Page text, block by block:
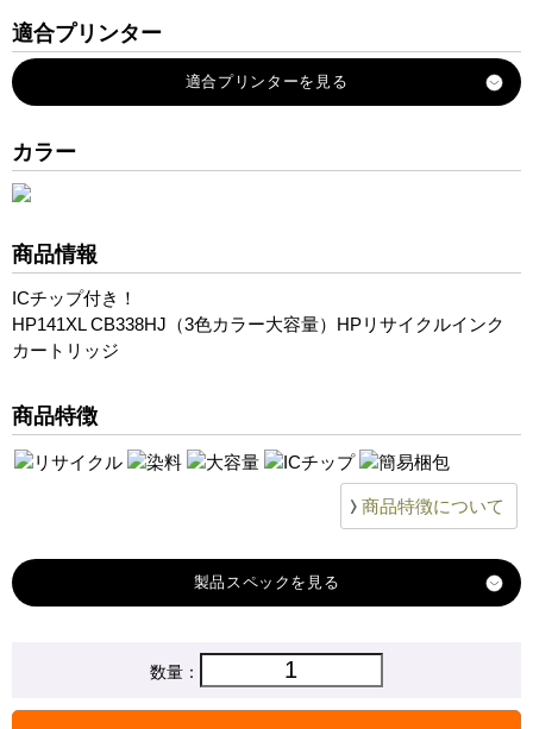
適合プリンター
Officejet-j6480
Photosmart-C4275
Photosmart-C4380
Photosmart-C4480
Photosmart-C4486
Photosmart-C4490
Photosmart-C4580
Photosmart-C5280
Photosmart-C4400
カラー
商品情報
ICチップ付き！
HP141XL CB338HJ（3色カラー大容量）HPリサイクルインク
カートリッジ
商品特徴
商品特徴について
製品スペック
数量：